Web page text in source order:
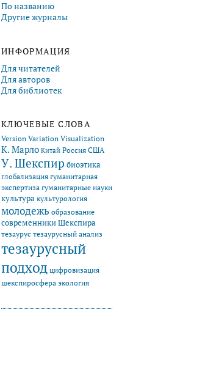
По названию
Другие журналы
ИНФОРМАЦИЯ
Для читателей
Для авторов
Для библиотек
КЛЮЧЕВЫЕ СЛОВА
Version Variation Visualization
К. Марло Китай Россия США
У. Шекспир биоэтика
глобализациягуманитарная
экспертиза гуманитарные науки
культура культурология
молодежь образование
современники Шекспира
тезаурус тезаурусный анализ
тезаурусный
подход цифровизация
шекспиросфера экология